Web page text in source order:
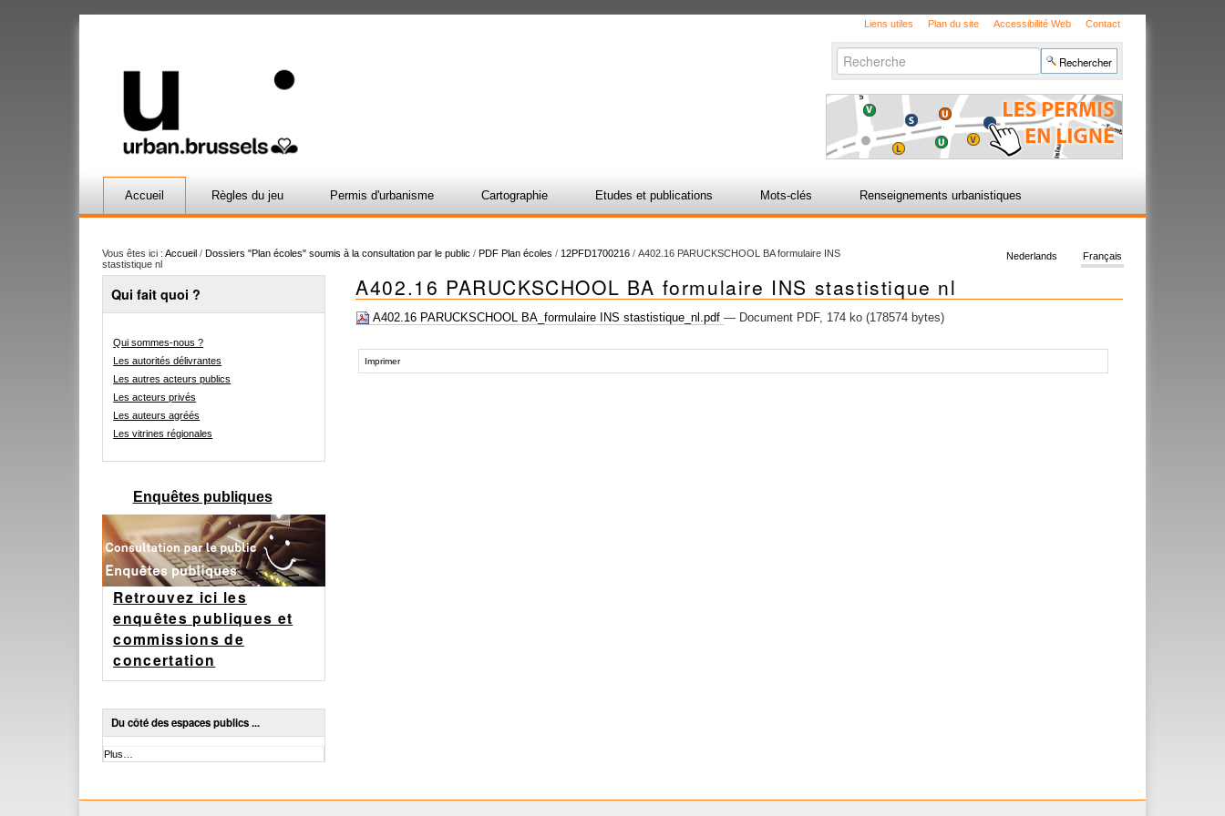
Liens utiles Plan du site Accessibilité Web Contact
Chercher par
avancée…
Accueil Règles du jeu Permis d'urbanisme Cartographie Etudes et publications Mots-clés Renseignements urbanistiques
Vous êtes ici : Accueil / Dossiers "Plan écoles" soumis à la consultation par le public / PDF Plan écoles / 12PFD1700216 / A402.16 PARUCKSCHOOL BA formulaire INS
stastistique nl
Français
Nederlands
Qui fait quoi ?
Qui sommes-nous ?
Les autorités délivrantes
Les autres acteurs publics
Les acteurs privés
Les auteurs agréés
Les vitrines régionales
Enquêtes publiques
Retrouvez ici les
enquêtes publiques et
commissions de
concertation
Du côté des espaces publics ...
Du
Plus…
A402.16 PARUCKSCHOOL BA formulaire INS stastistique nl
A402.16 PARUCKSCHOOL BA_formulaire INS stastistique_nl.pdf— Document PDF, 174 ko (178574 bytes)
surImprimer